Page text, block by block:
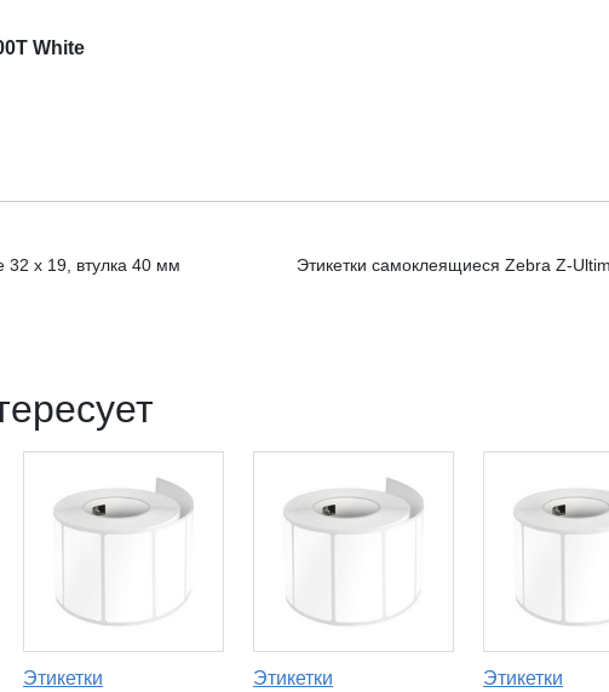
White
32 x 19, втулка 40 мм Этикетки самоклеящиеся Zebra Z-
Этикетки
Этикетки
Этикетки